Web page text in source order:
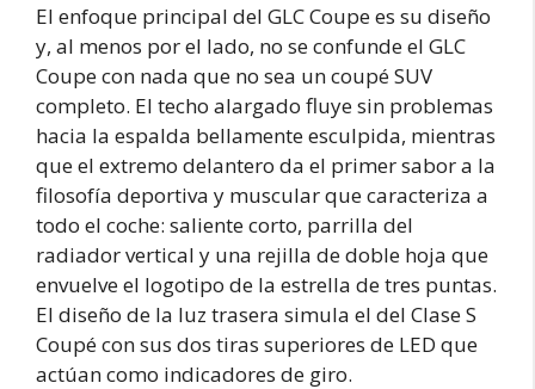
El enfoque principal del GLC Coupe es su diseño
y, al menos por el lado, no se confunde el GLC
Coupe con nada que no sea un coupé SUV
completo. El techo alargado fluye sin problemas
hacia la espalda bellamente esculpida, mientras
que el extremo delantero da el primer sabor a la
filosofía deportiva y muscular que caracteriza a
todo el coche: saliente corto, parrilla del
radiador vertical y una rejilla de doble hoja que
envuelve el logotipo de la estrella de tres puntas.
El diseño de la luz trasera simula el del Clase S
Coupé con sus dos tiras superiores de LED que
actúan como indicadores de giro.